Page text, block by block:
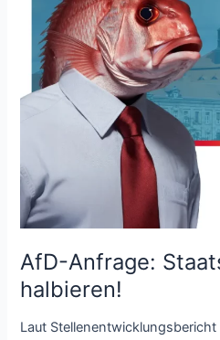
AfD-Anfrage:
halbieren!
Laut